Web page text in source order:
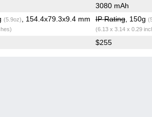
3080 mAh
(5.9oz) , 154.4x79.3x9.4 mm IP Rating, 150g
(6.13 x 3.14 x 0.29
$255